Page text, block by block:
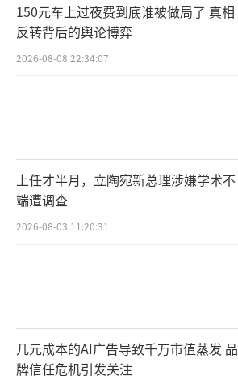
150元车上过夜费到底谁被做局了 真相
反转背后的舆论博弈
2026-08-08 22:34:07
上任才半月，立陶宛新总理涉嫌学术不
端遭调查
2026-08-03 11:20:31
几元成本的AI广告导致千万市值蒸发 品
牌信任危机引发关注